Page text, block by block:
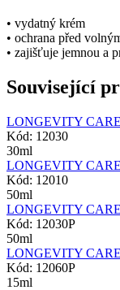
• vydatný krém
• ochrana před
• zajišťuje jemnou a
Související
LONGEVITY
Kód: 12030
30ml
LONGEVITY
Kód: 12010
50ml
LONGEVITY
Kód: 12030P
50ml
LONGEVITY CARE
Kód: 12060P
15ml